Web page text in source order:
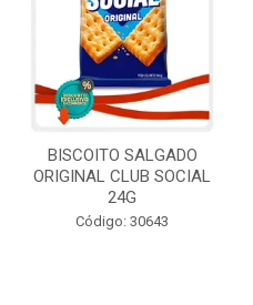
BISCOITO SALGADO
ORIGINAL CLUB SOCIAL
24G
Código: 30643